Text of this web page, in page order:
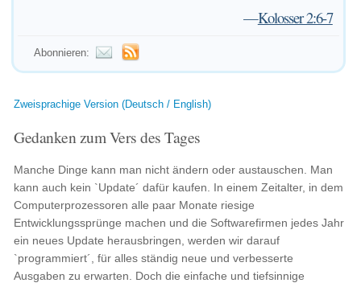
—Kolosser 2:6-7
Abonnieren:
Zweisprachige Version (Deutsch / English)
Gedanken zum Vers des Tages
Manche Dinge kann man nicht ändern oder austauschen. Man
kann auch kein `Update´ dafür kaufen. In einem Zeitalter, in dem
Computerprozessoren alle paar Monate riesige
Entwicklungssprünge machen und die Softwarefirmen jedes Jahr
ein neues Update herausbringen, werden wir darauf
`programmiert´, für alles ständig neue und verbesserte
Ausgaben zu erwarten. Doch die einfache und tiefsinnige